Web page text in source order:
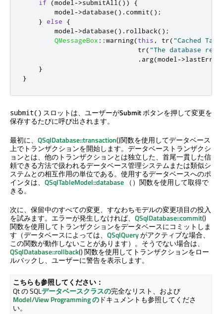
if (model ->submitAll ())
{
        model
->database() . commit();
} else
{
        model
->database() . rollback();
QMessageBox ::warning(this , tr("Cached
                             tr
("The database
. arg(model ->lastError
}
}
submit() スロットは、ユーザーがSubmitボタンを押して変更を
保存するたびに呼び出されます。
最初に、 QSqlDatabase::transaction()関数を使用してデータベース
上でトランザクションを開始します。データベーストランザクシ
ョンとは、他のトランザクションとは独立した、首尾一貫した信
頼できる方法で扱われるデータベース管理システムまたは類似シ
ステムとの相互作用の単位である。使用するデータベースへのポ
インタは、 QSqlTableModel::database （）関数を使用して取得で
きる。
次に、保留中のすべての変更、すなわちモデルの変更項目の投入
を試みます。エラーが発生しなければ、 QSqlDatabase::commit()
関数を使用してトランザクションをデータベースにコミットしま
す（データベースによっては、 QSqlQueryがアクティブな場合、
この関数が動作しないことがあります）。そうでない場合は、
QSqlDatabase::rollback() 関数を使用してトランザクションをロー
ルバックし、ユーザーに警告を表示します。
こちらも参照してください：
Qt の SQLデータベースクラスの完全なリスト、および
Model/View Programming の ドキュメントも参照してくださ
い。